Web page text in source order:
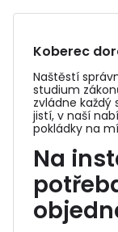
Koberec
Naštěstí
studium
zvládne každý
jistí, v naší
pokládky na
Na